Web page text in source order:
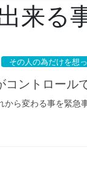
来る
その人の為だけを想
コントロール
から変わる事を緊急